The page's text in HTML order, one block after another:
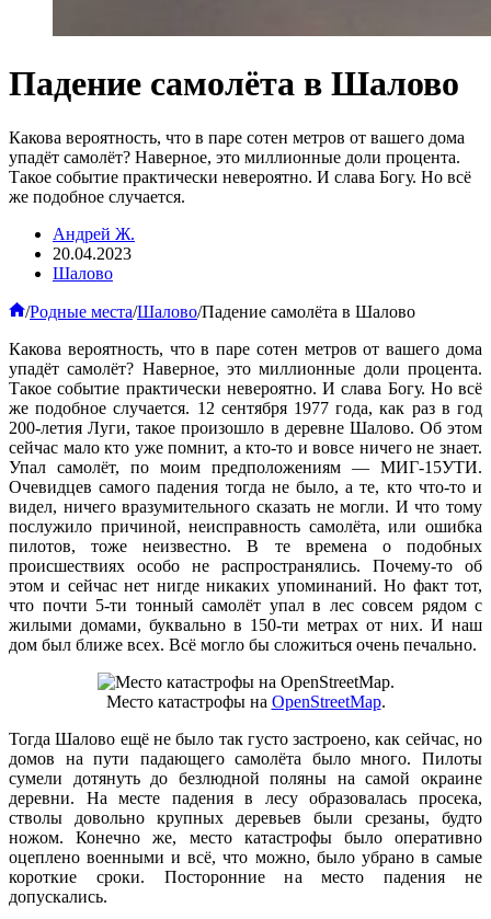
Падение самолёта в Шалово
Какова вероятность, что в паре сотен метров от вашего дома
упадёт самолёт? Наверное, это миллионные доли процента.
Такое событие практически невероятно. И слава Богу. Но всё
же подобное случается.
Андрей Ж.
20.04.2023
Шалово
Главная
/Родные места/Шалово/Падение самолёта в Шалово
Какова вероятность, что в паре сотен метров от вашего дома
упадёт самолёт? Наверное, это миллионные доли процента.
Такое событие практически невероятно. И слава Богу. Но всё
же подобное случается. 12 сентября 1977 года, как раз в год
200-летия Луги, такое произошло в деревне Шалово. Об этом
сейчас мало кто уже помнит, а кто-то и вовсе ничего не знает.
Упал самолёт, по моим предположениям — МИГ-15УТИ.
Очевидцев самого падения тогда не было, а те, кто что-то и
видел, ничего вразумительного сказать не могли. И что тому
послужило причиной, неисправность самолёта, или ошибка
пилотов, тоже неизвестно. В те времена о подобных
происшествиях особо не распространялись. Почему-то об
этом и сейчас нет нигде никаких упоминаний. Но факт тот,
что почти 5-ти тонный самолёт упал в лес совсем рядом с
жилыми домами, буквально в 150-ти метрах от них. И наш
дом был ближе всех. Всё могло бы сложиться очень печально.
Место катастрофы на OpenStreetMap.
Тогда Шалово ещё не было так густо застроено, как сейчас, но
домов на пути падающего самолёта было много. Пилоты
сумели дотянуть до безлюдной поляны на самой окраине
деревни. На месте падения в лесу образовалась просека,
стволы довольно крупных деревьев были срезаны, будто
ножом. Конечно же, место катастрофы было оперативно
оцеплено военными и всё, что можно, было убрано в самые
короткие сроки. Посторонние на место падения не
допускались.